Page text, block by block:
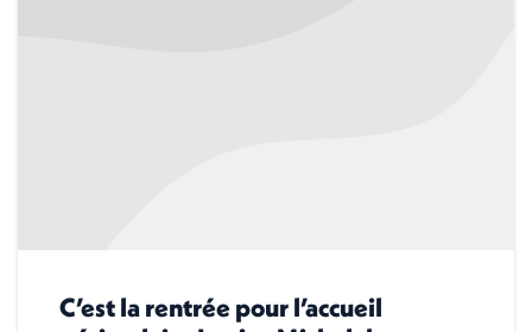
C’est la rentrée pour l’accueil